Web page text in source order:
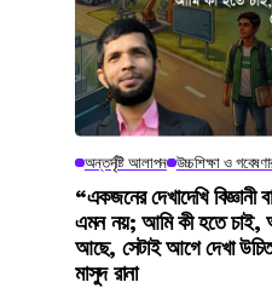
অন্তর্দৃষ্টি আলাপন উচ্চশিক্ষা ও
“একজনের দেখাদেখি
এমন নয়; আমি কী হতে চাই,
আছে, সেটাই আগে দেখা
মাসুদ রানা